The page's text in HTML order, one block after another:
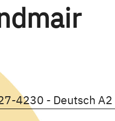
öffnen
4230 - Deutsch A2